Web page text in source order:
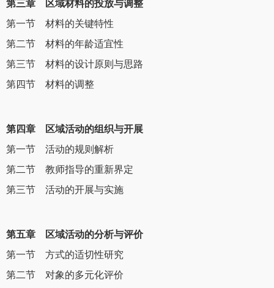
第三章 区域材料的投放与调整
第一节 材料的关键特性
第二节 材料的年龄适宜性
第三节 材料的设计原则与思路
第四节 材料的调整
第四章 区域活动的组织与开展
第一节 活动的规则解析
第二节 教师指导的重新界定
第三节 活动的开展与实施
第五章 区域活动的分析与评价
第一节 方式的适切性研究
第二节 对象的多元化评价